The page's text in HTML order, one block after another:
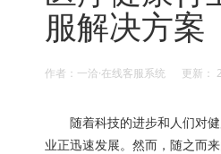
服解决方案
作者：一洽·在线客服系统 更新：
随着科技的进步和人们对健
业正迅速发展。然而，随之而